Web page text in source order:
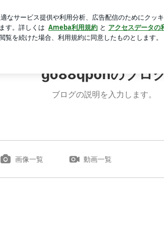
トの夕飯
go88qponのブログ
ブログの説明を入力します。
画像一覧 動画一覧